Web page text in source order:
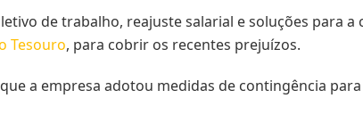
de trabalho, reajuste salarial e soluções para a
Tesouro, para cobrir os recentes prejuízos.
a empresa adotou medidas de contingência